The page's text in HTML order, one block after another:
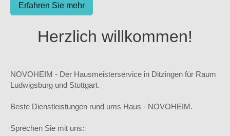
Erfahren Sie mehr
Herzlich willkommen!
NOVOHEIM - Der Hausmeisterservice in Ditzingen für Raum
Ludwigsburg und Stuttgart.
Beste Dienstleistungen rund ums Haus - NOVOHEIM.
Sprechen Sie mit uns: